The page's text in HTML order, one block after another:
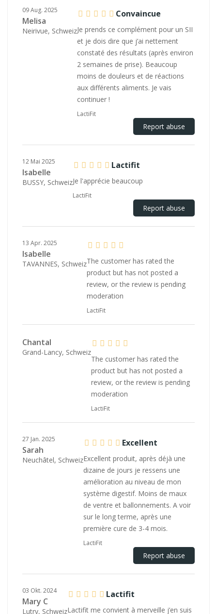
09 Aug. 2025
Melisa
Neirivue, Schweiz
Convaincue
Je prends ce complément pour un SII
et je dois dire que j’ai nettement
constaté des résultats (après environ
2 semaines de prise). Beaucoup
moins de douleurs et de réactions
aux différents aliments. Je vais
continuer !
LactiFit
Report abuse
12 Mai 2025
Isabelle
BUSSY, Schweiz
Lactifit
Je l'apprécie beaucoup
LactiFit
Report abuse
13 Apr. 2025
Isabelle
TAVANNES, SchweizThe customer has rated the
product but has not posted a
review, or the review is pending
moderation
LactiFit
Chantal
Grand-Lancy, Schweiz
The customer has rated the
product but has not posted a
review, or the review is pending
moderation
LactiFit
27 Jan. 2025
Sarah
Neuchâtel, Schweiz
Excellent
Excellent produit, après déjà une
dizaine de jours je ressens une
amélioration au niveau de mon
système digestif. Moins de maux
de ventre et ballonnements. A voir
sur le long terme, après une
première cure de 3-4 mois.
LactiFit
Report abuse
03 Okt. 2024
Mary C
Lutry, Schweiz
Lactifit
Lactifit me convient à merveille j’en suis